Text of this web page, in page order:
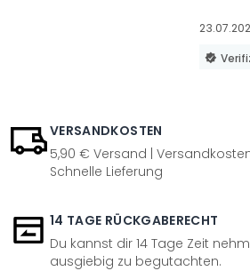
VERSANDKOSTEN
5,90 € Versand |
Schnelle Lieferung
14 TAGE RÜCKGABERECHT
Du kannst dir 14 Tage Zeit
ausgiebig zu begutachten.